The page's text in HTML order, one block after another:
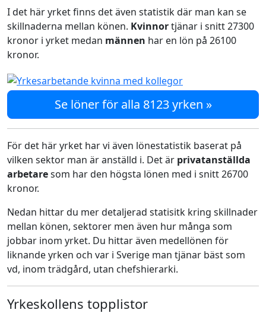
I det här yrket finns det även statistik där man kan se
skillnaderna mellan könen. Kvinnortjänar i snitt 27300
kronor i yrket medan männen har en lön på 26100
kronor.
Se löner för alla 8123 yrken »
För det här yrket har vi även lönestatistik baserat på
vilken sektor man är anställd i. Det är privatanställda
arbetaresom har den högsta lönen med i snitt 26700
kronor.
Nedan hittar du mer detaljerad statisitk kring skillnader
mellan könen, sektorer men även hur många som
jobbar inom yrket. Du hittar även medellönen för
liknande yrken och var i Sverige man tjänar bäst som
vd, inom trädgård, utan chefshierarki.
Yrkeskollens topplistor